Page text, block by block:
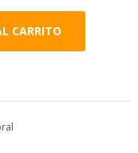
CARRITO